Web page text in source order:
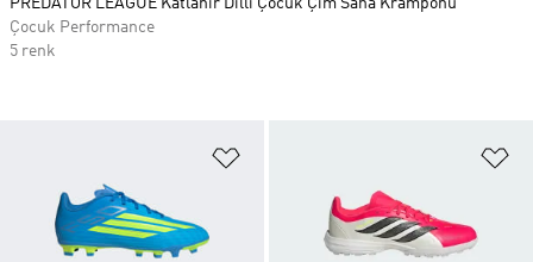
PREDATOR LEAGUE Katlanır Dilli Çocuk Çim Saha Kramponu
Çocuk Performance
5 renk